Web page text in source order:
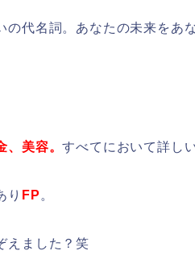
の代名詞。あなたの未来をあ
、美容。すべてにおいて詳し
り FP 。
えました？笑